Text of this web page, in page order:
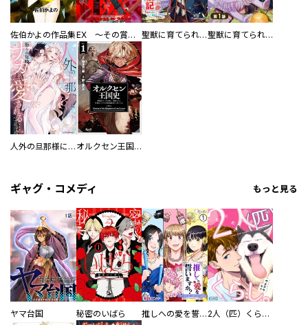
佐伯かよの作品集 EX ～その賞金稼ぎは、世界の出口を探す～【単行本版】 聖獣に育てられた少年の異世界ゆるり放浪記～神様からもらったチート魔法で、仲間たちとスローライフを満喫中～ 聖獣に育てられた少年の異世界ゆるり放浪記～神様からもらったチート魔法で、仲間たちとスローライフを満喫中～【分冊版】
人外の旦那様に娶られ毎晩ナカまで愛される…。アンソロジー オルクセン王国史
ギャグ・コメディ もっと見る
ヤマ台国 秘密のいばら 推しへの愛を誓いますか？～アラサー女子、推しは逃げぬが人生逃げる～ 2人（匹）くらし。